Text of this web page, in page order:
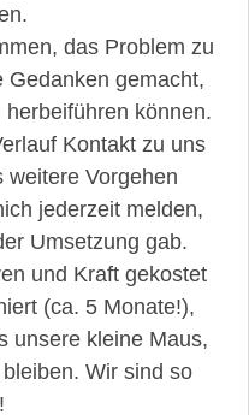
das Problem zu
Gedanken gemacht,
können.
Kontakt zu uns
weitere Vorgehen
jederzeit melden,
Umsetzung gab.
und Kraft gekostet
(ca. 5 Monate!),
unsere kleine Maus,
Wir sind so